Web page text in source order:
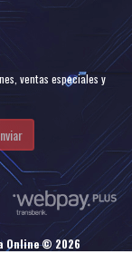
ventas especiales y
Online © 2026